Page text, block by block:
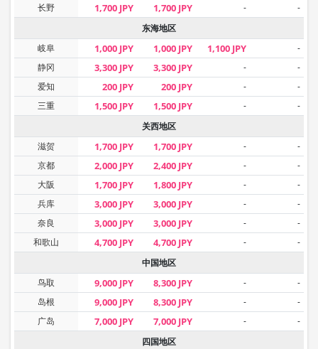
长野
1,700 JPY 1,700 JPY -
-
东海地区
岐阜
1,000 JPY 1,000 JPY 1,100 JPY
-
静冈
3,300 JPY 3,300 JPY -
-
爱知
200 JPY 200 JPY -
-
三重
1,500 JPY 1,500 JPY -
-
关西地区
滋贺
1,700 JPY 1,700 JPY -
-
京都
2,000 JPY 2,400 JPY -
-
大阪
1,700 JPY 1,800 JPY -
-
兵库
3,000 JPY 3,000 JPY -
-
奈良
3,000 JPY 3,000 JPY -
-
和歌山
4,700 JPY 4,700 JPY -
-
中国地区
鸟取
9,000 JPY 8,300 JPY -
-
岛根
9,000 JPY 8,300 JPY -
-
广岛
7,000 JPY 7,000 JPY -
-
四国地区